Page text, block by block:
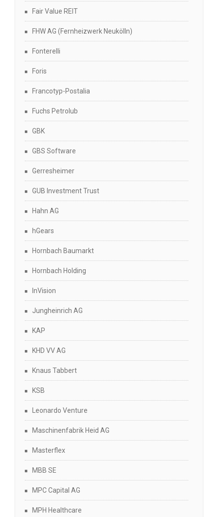
Fair Value REIT
FHW AG (Fernheizwerk Neukölln)
Fonterelli
Foris
Francotyp-Postalia
Fuchs Petrolub
GBK
GBS Software
Gerresheimer
GUB Investment Trust
Hahn AG
hGears
Hornbach Baumarkt
Hornbach Holding
InVision
Jungheinrich AG
KAP
KHD VV AG
Knaus Tabbert
KSB
Leonardo Venture
Maschinenfabrik Heid AG
Masterflex
MBB SE
MPC Capital AG
MPH Healthcare